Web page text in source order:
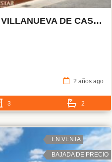
COZY VILLAGE HOUSE VILLANUEVA DE CASTELLÓN
2 años ago
3 2
EN VENTA
BAJADA DE PRECIO